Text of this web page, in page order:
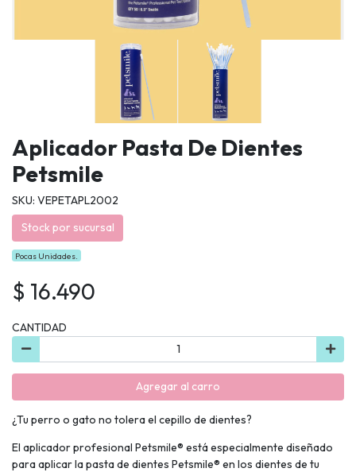
Aplicador Pasta De Dientes
Petsmile
SKU: VEPETAPL2002
Stock por sucursal
Pocas Unidades.
$ 16.490
CANTIDAD
Agregar al carro
¿Tu perro o gato no tolera el cepillo de dientes?
El aplicador profesional Petsmile® está especialmente diseñado
para aplicar la pasta de dientes Petsmile® en los dientes de tu